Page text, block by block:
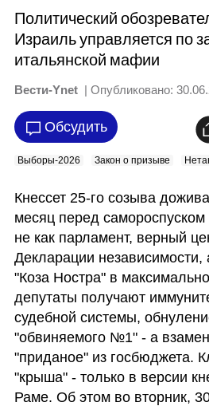
Политический
Израиль управляется по
итальянской мафии
Вести-Ynet | Опубликовано:
Обсудить
Выборы-2026 Закон о призыве
Кнессет 25-го созыва
месяц перед
не как парламент, верный
Декларации независимости,
"Коза Ностра" в
депутаты получают
судебной системы,
"обвиняемого №1" - а
"приданое" из госбюджета.
"крыша" - только в версии
Раме. Об этом во вторник,